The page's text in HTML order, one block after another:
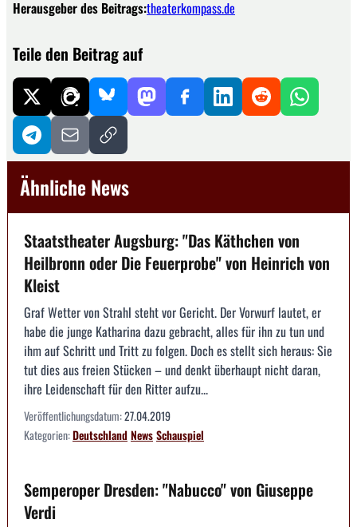
Herausgeber des Beitrags:theaterkompass.de
Teile den Beitrag auf
Ähnliche News
Staatstheater Augsburg: "Das Käthchen von
Heilbronn oder Die Feuerprobe" von Heinrich von
Kleist
Graf Wetter von Strahl steht vor Gericht. Der Vorwurf lautet, er
habe die junge Katharina dazu gebracht, alles für ihn zu tun und
ihm auf Schritt und Tritt zu folgen. Doch es stellt sich heraus: Sie
tut dies aus freien Stücken – und denkt überhaupt nicht daran,
ihre Leidenschaft für den Ritter aufzu...
Veröffentlichungsdatum:27.04.2019
Kategorien:DeutschlandNewsSchauspiel
Semperoper Dresden: "Nabucco" von Giuseppe
Verdi